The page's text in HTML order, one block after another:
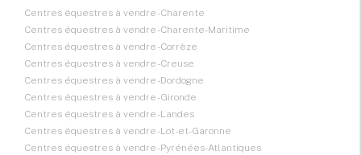
Centres équestres à vendre - Charente
Centres équestres à vendre - Charente-Maritime
Centres équestres à vendre - Corrèze
Centres équestres à vendre - Creuse
Centres équestres à vendre - Dordogne
Centres équestres à vendre - Gironde
Centres équestres à vendre - Landes
Centres équestres à vendre - Lot-et-Garonne
Centres équestres à vendre - Pyrénées-Atlantiques